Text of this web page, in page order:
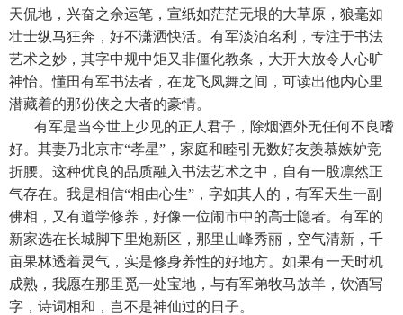
天侃地，兴奋之余运笔，宣纸如茫茫无垠的大草原，狼毫如
壮士纵马狂奔，好不潇洒快活。有军淡泊名利，专注于书法
艺术之妙，其字中规中矩又非僵化教条，大开大放令人心旷
神怡。懂田有军书法者，在龙飞凤舞之间，可读出他内心里
潜藏着的那份侠之大者的豪情。
有军是当今世上少见的正人君子，除烟酒外无任何不良嗜
好。其妻乃北京市“孝星”，家庭和睦引无数好友羡慕嫉妒竞
折腰。这种优良的品质融入书法艺术之中，自有一股凛然正
气存在。我是相信“相由心生”，字如其人的，有军天生一副
佛相，又有道学修养，好像一位闹市中的高士隐者。有军的
新家选在长城脚下里炮新区，那里山峰秀丽，空气清新，千
亩果林透着灵气，实是修身养性的好地方。如果有一天时机
成熟，我愿在那里觅一处宝地，与有军弟牧马放羊，饮酒写
字，诗词相和，岂不是神仙过的日子。